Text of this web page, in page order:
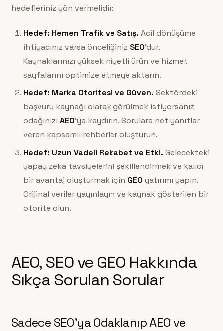
hedefleriniz yön vermelidir:
Hedef: Hemen Trafik ve Satış. Acil dönüşüme
ihtiyacınız varsa önceliğiniz SEO‘dur.
Kaynaklarınızı yüksek niyetli ürün ve hizmet
sayfalarını optimize etmeye aktarın.
Hedef: Marka Otoritesi ve Güven. Sektördeki
başvuru kaynağı olarak görülmek istiyorsanız
odağınızı AEO‘ya kaydırın. Sorulara net yanıtlar
veren kapsamlı rehberler oluşturun.
Hedef: Uzun Vadeli Rekabet ve Etki. Gelecekteki
yapay zeka tavsiyelerini şekillendirmek ve kalıcı
bir avantaj oluşturmak için GEO yatırımı yapın.
Orijinal veriler yayınlayın ve kaynak gösterilen bir
otorite olun.
AEO, SEO ve GEO Hakkında
Sıkça Sorulan Sorular
Sadece SEO’ya Odaklanıp AEO ve